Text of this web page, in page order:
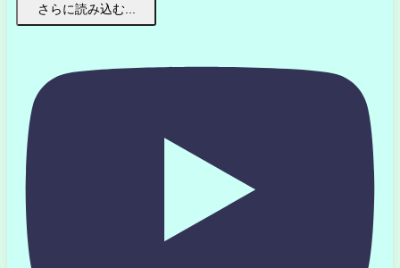
さらに読み込む...